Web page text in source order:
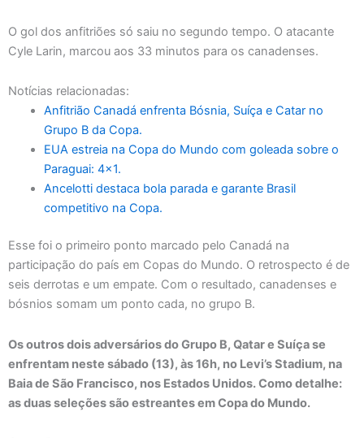
O gol dos anfitriões só saiu no segundo tempo. O atacante
Cyle Larin, marcou aos 33 minutos para os canadenses.
Notícias relacionadas:
Anfitrião Canadá enfrenta Bósnia, Suíça e Catar no
Grupo B da Copa.
EUA estreia na Copa do Mundo com goleada sobre o
Paraguai: 4×1.
Ancelotti destaca bola parada e garante Brasil
competitivo na Copa.
Esse foi o primeiro ponto marcado pelo Canadá na
participação do país em Copas do Mundo. O retrospecto é de
seis derrotas e um empate. Com o resultado, canadenses e
bósnios somam um ponto cada, no grupo B.
Os outros dois adversários do Grupo B, Qatar e Suíça se
enfrentam neste sábado (13), às 16h, no Levi’s Stadium, na
Baia de São Francisco, nos Estados Unidos. Como detalhe:
as duas seleções são estreantes em Copa do Mundo.